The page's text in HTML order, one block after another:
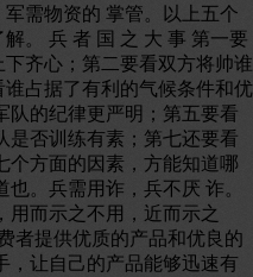
需物资的 掌管。以上五个
。 兵 者 国 之 大 事 第一要
齐心；第二要看双方将帅谁
占据了有利的气候条件和优
队的纪律更严明；第五要看
是否训练有素；第七还要看
个方面的因素，方能知道哪
。兵需用诈，兵不厌 诈。
用而示之不用，近而示之
者提供优质的产品和优良的
，让自己的产品能够迅速有